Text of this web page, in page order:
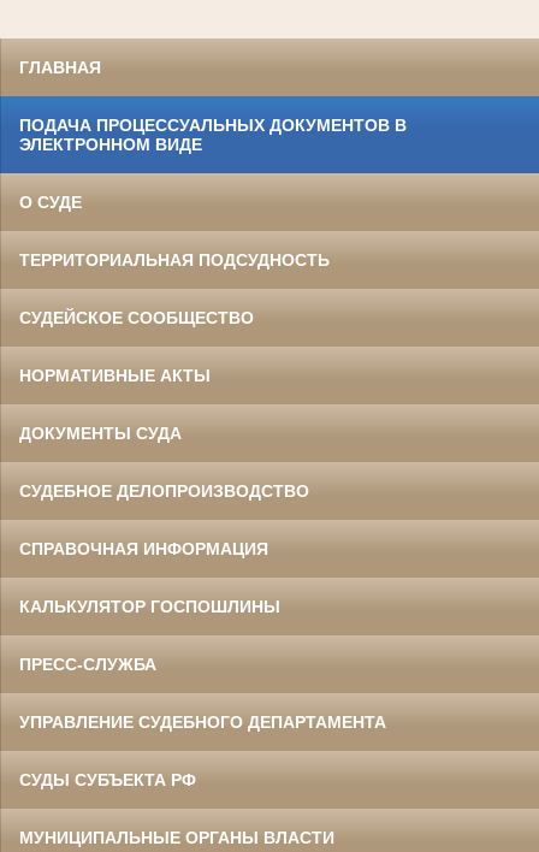
ГЛАВНАЯ
ПОДАЧА ПРОЦЕССУАЛЬНЫХ ДОКУМЕНТОВ В
ЭЛЕКТРОННОМ ВИДЕ
О СУДЕ
ТЕРРИТОРИАЛЬНАЯ ПОДСУДНОСТЬ
СУДЕЙСКОЕ СООБЩЕСТВО
НОРМАТИВНЫЕ АКТЫ
ДОКУМЕНТЫ СУДА
СУДЕБНОЕ ДЕЛОПРОИЗВОДСТВО
СПРАВОЧНАЯ ИНФОРМАЦИЯ
КАЛЬКУЛЯТОР ГОСПОШЛИНЫ
ПРЕСС-СЛУЖБА
УПРАВЛЕНИЕ СУДЕБНОГО ДЕПАРТАМЕНТА
СУДЫ СУБЪЕКТА РФ
МУНИЦИПАЛЬНЫЕ ОРГАНЫ ВЛАСТИ